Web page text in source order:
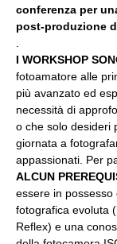
conferenza per
post-produzione
I WORKSHOP
fotoamatore alle
più avanzato ed
necessità di
o che solo desideri
giornata a
appassionati. Per
ALCUN
essere in possesso
fotografica evoluta
Reflex) e una